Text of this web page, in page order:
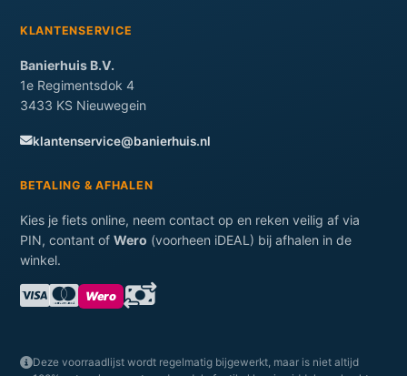
KLANTENSERVICE
Banierhuis B.V.
1e Regimentsdok 4
3433 KS Nieuwegein
klantenservice@banierhuis.nl
BETALING & AFHALEN
Kies je fiets online, neem contact op en reken veilig af via
PIN, contant of Wero (voorheen iDEAL) bij afhalen in de
winkel.
Wero
Deze voorraadlijst wordt regelmatig bijgewerkt, maar is niet altijd